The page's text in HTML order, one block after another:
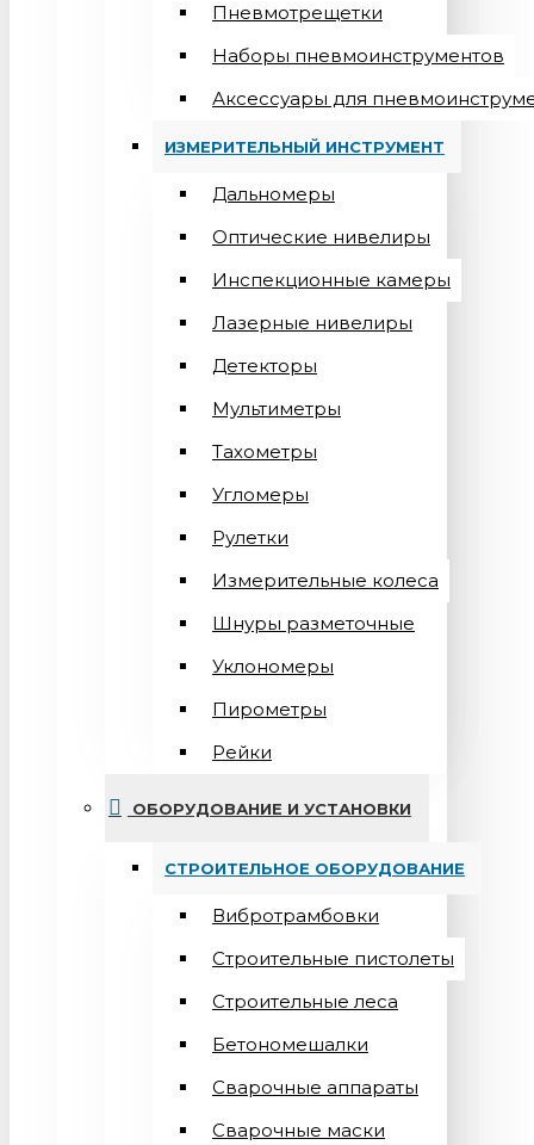
Пневмотрещетки
Наборы пневмоинструментов
Аксессуары для
ИЗМЕРИТЕЛЬНЫЙ ИНСТРУМЕНТ
Дальномеры
Оптические нивелиры
Инспекционные камеры
Лазерные нивелиры
Детекторы
Мультиметры
Тахометры
Угломеры
Рулетки
Измерительные колеса
Шнуры разметочные
Уклономеры
Пирометры
Рейки
ОБОРУДОВАНИЕ И УСТАНОВКИ
СТРОИТЕЛЬНОЕ ОБОРУДОВАНИЕ
Вибротрамбовки
Строительные пистолеты
Строительные леса
Бетономешалки
Сварочные аппараты
Cварочные маски